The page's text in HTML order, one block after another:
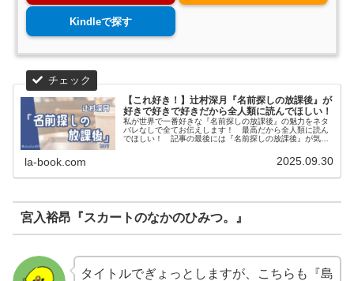
Kindleで探す
【これ好き！】辻村深月『名前探しの放課後』が
好きで好きで好きだから全人類に読んでほしい！
私が世界で一番好きな『名前探しの放課後』の魅力をネタ
バレなしで全てお伝えします！ 最高だから全人類に読ん
でほしい！ 記事の最後には『名前探しの放課後』が気に
la-book.com 2025.09.30
宮入裕昂『スカートのなかのひみつ。』
タイトルでぎょっとしますが、こちらも『島